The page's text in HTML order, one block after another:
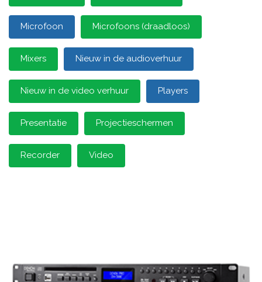
Microfoon Microfoons (draadloos)
Mixers Nieuw in de audioverhuur
Nieuw in de video verhuur Players
Presentatie Projectieschermen
Recorder Video